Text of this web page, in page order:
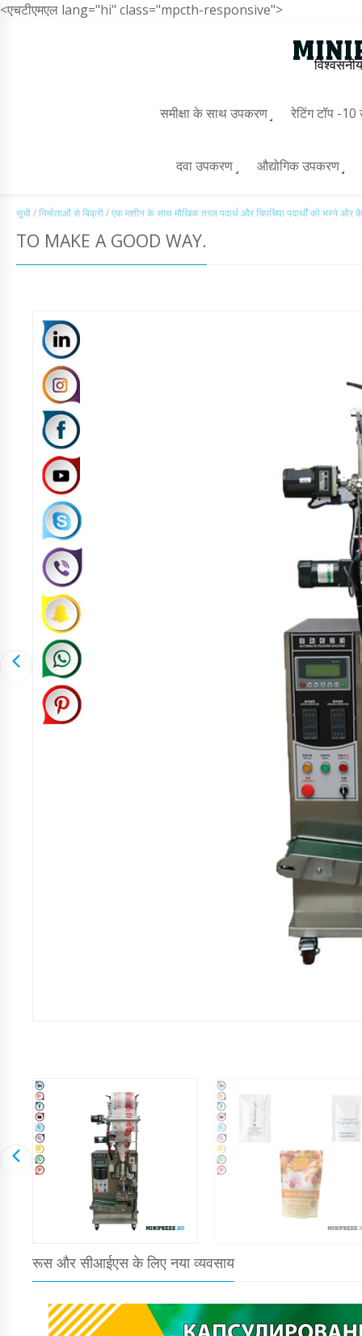
<एचटीएमएल lang="hi" class="mpcth-responsive">
समीक्षा के साथ उपकरण रेटिंग टॉप -
दवा उपकरण औद्योगिक उपकरण
सूची/निर्माताओं से बिक्री/एक मशीन के साथ मौखिक तरल पदार्थ और चिपचिपा पदार्थों को भरने और
TO MAKE A GOOD WAY.
रूस और सीआईएस के लिए नया व्यवसाय